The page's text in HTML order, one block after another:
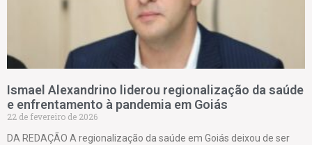
Ismael Alexandrino liderou regionalização da saúde
e enfrentamento à pandemia em Goiás
22 de fevereiro de 2026
DA REDAÇÃO A regionalização da saúde em Goiás deixou de ser